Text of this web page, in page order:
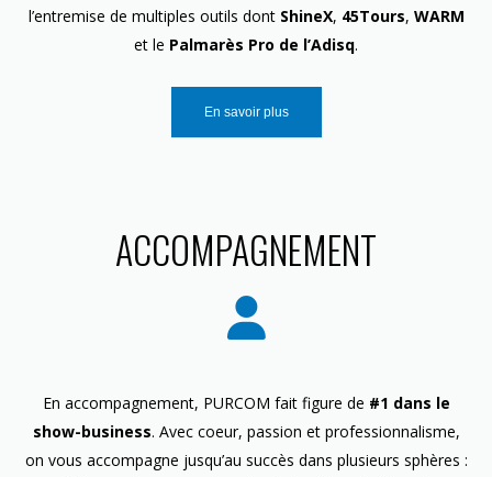
l’entremise de multiples outils dont ShineX, 45Tours, WARM
et le Palmarès Pro de l’Adisq.
En savoir plus
ACCOMPAGNEMENT
En accompagnement, PURCOM fait figure de #1 dans le
show-business. Avec coeur, passion et professionnalisme,
on vous accompagne jusqu’au succès dans plusieurs sphères :